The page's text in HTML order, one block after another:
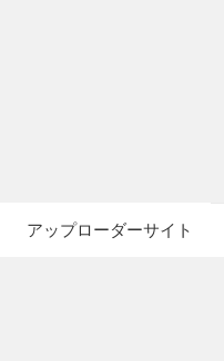
アップローダーサイト